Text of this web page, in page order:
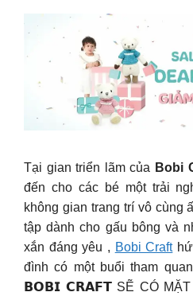
Tại gian triển lãm của Bobi
đến cho các bé một trải
không gian trang trí vô cùng
tập dành cho gấu bông và
xắn đáng yêu , Bobi Craft
đình có một buổi tham
𝗕𝗢𝗕𝗜 𝗖𝗥𝗔𝗙𝗧 SẼ CÓ